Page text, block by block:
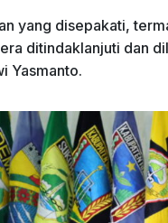
yang disepakati,
ditindaklanjuti dan
Yasmanto.